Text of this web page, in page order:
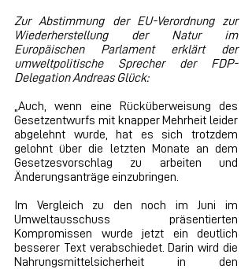
Zur Abstimmung der EU-Verordnung zur
Wiederherstellung der Natur im
Europäischen Parlament erklärt der
umweltpolitische Sprecher der FDP-
Delegation Andreas Glück:
„Auch, wenn eine Rücküberweisung des
Gesetzentwurfs mit knapper Mehrheit leider
abgelehnt wurde, hat es sich trotzdem
gelohnt über die letzten Monate an dem
Gesetzesvorschlag zu arbeiten und
Änderungsanträge einzubringen.
Im Vergleich zu den noch im Juni im
Umweltausschuss präsentierten
Kompromissen wurde jetzt ein deutlich
besserer Text verabschiedet. Darin wird die
Nahrungsmittelsicherheit in den